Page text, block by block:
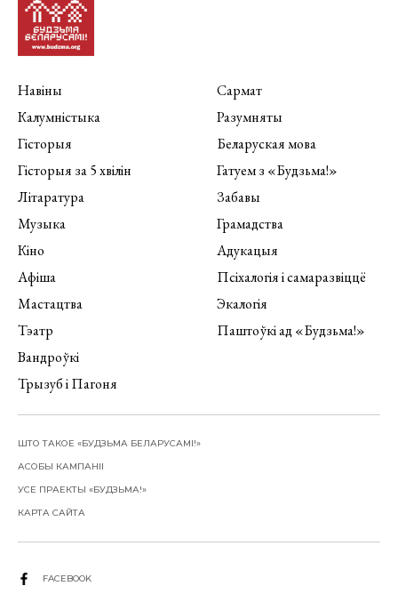
Навіны
Калумністыка
Гісторыя
Гісторыя за 5 хвілін
Літаратура
Музыка
Кіно
Афіша
Мастацтва
Тэатр
Вандроўкі
Трызуб і Пагоня
Сармат
Разумняты
Беларуская мова
Гатуем з «Будзьма!»
Забавы
Грамадства
Адукацыя
Псіхалогія і самаразвіццё
Экалогія
Паштоўкі ад «Будзьма!»
ШТО ТАКОЕ «БУДЗЬМА БЕЛАРУСАМІ!»
АСОБЫ КАМПАНІІ
УСЕ ПРАЕКТЫ «БУДЗЬМА!»
КАРТА САЙТА
FACEBOOK